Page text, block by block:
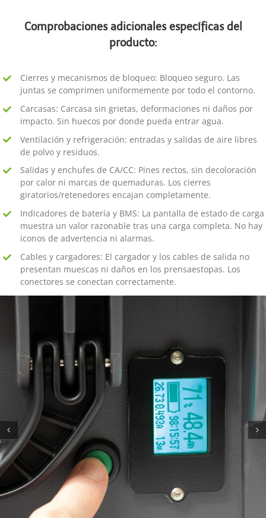
Comprobaciones adicionales específicas del
producto:
Cierres y mecanismos de bloqueo: Bloqueo seguro. Las
juntas se comprimen uniformemente por todo el contorno.
Carcasas: Carcasa sin grietas, deformaciones ni daños por
impacto. Sin huecos por donde pueda entrar agua.
Ventilación y refrigeración: entradas y salidas de aire libres
de polvo y residuos.
Salidas y enchufes de CA/CC: Pines rectos, sin decoloración
por calor ni marcas de quemaduras. Los cierres
giratorios/retenedores encajan completamente.
Indicadores de batería y BMS: La pantalla de estado de carga
muestra un valor razonable tras una carga completa. No hay
iconos de advertencia ni alarmas.
Cables y cargadores: El cargador y los cables de salida no
presentan muescas ni daños en los prensaestopas. Los
conectores se conectan correctamente.